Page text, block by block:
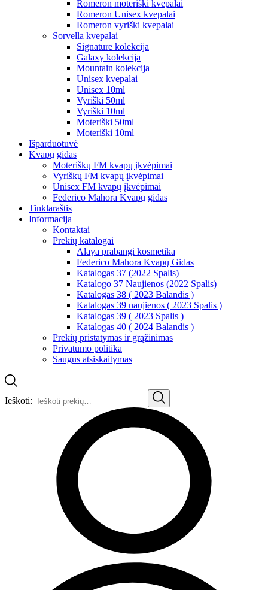
Romeron moteriški kvepalai
Romeron Unisex kvepalai
Romeron vyriški kvepalai
Sorvella kvepalai
Signature kolekcija
Galaxy kolekcija
Mountain kolekcija
Unisex kvepalai
Unisex 10ml
Vyriški 50ml
Vyriški 10ml
Moteriški 50ml
Moteriški 10ml
Išparduotuvė
Kvapų gidas
Moteriškų FM kvapų įkvėpimai
Vyriškų FM kvapų įkvėpimai
Unisex FM kvapų įkvėpimai
Federico Mahora Kvapų gidas
Tinklaraštis
Informacija
Kontaktai
Prekių katalogai
Alaya prabangi kosmetika
Federico Mahora Kvapų Gidas
Katalogas 37 (2022 Spalis)
Katalogo 37 Naujienos (2022 Spalis)
Katalogas 38 ( 2023 Balandis )
Katalogas 39 naujienos ( 2023 Spalis )
Katalogas 39 ( 2023 Spalis )
Katalogas 40 ( 2024 Balandis )
Prekių pristatymas ir grąžinimas
Privatumo politika
Saugus atsiskaitymas
Ieškoti: